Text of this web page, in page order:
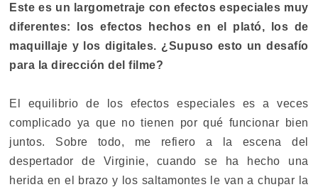
Este es un largometraje con efectos especiales muy
diferentes: los efectos hechos en el plató, los de
maquillaje y los digitales. ¿Supuso esto un desafío
para la dirección del filme?
El equilibrio de los efectos especiales es a veces
complicado ya que no tienen por qué funcionar bien
juntos. Sobre todo, me refiero a la escena del
despertador de Virginie, cuando se ha hecho una
herida en el brazo y los saltamontes le van a chupar la